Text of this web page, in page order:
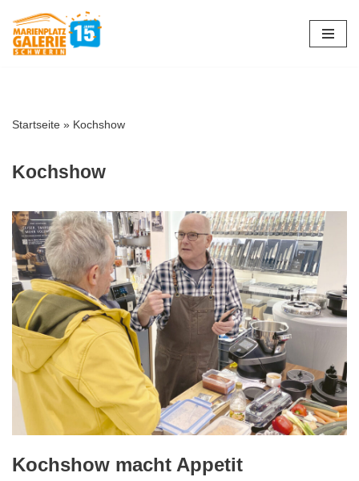
Zum
Startseite » Kochshow
Kochshow
Kochshow macht Appetit